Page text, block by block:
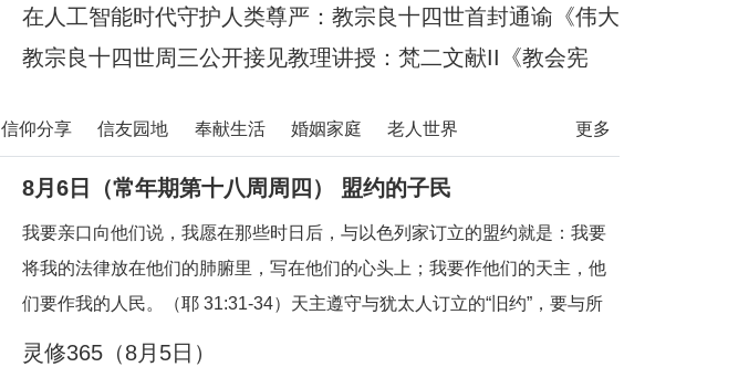
在人工智能时代守护人类尊严：教宗良十四世首封通谕《伟大
的人类》预先品尝
教宗良十四世周三公开接见教理讲授：梵二文献II《教会宪
更多
信仰分享 信友园地 奉献生活 婚姻家庭 老人世界
8月6日（常年期第十八周周四） 盟约的子民
我要亲口向他们说，我愿在那些时日后，与以色列家订立的盟约就是：我要
将我的法律放在他们的肺腑里，写在他们的心头上；我要作他们的天主，他
们要作我的人民。（耶 31:31-34）天主遵守与犹太人订立的“旧约”，要与所
有人订立“新约”：我要做他们的天主；他们要做我的人民。创造万有的天主，
灵修365（8月5日）